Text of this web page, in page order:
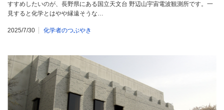
すすめしたいのが、長野県にある国立天文台 野辺山宇宙電波観測所です。一
見すると化学とはやや縁遠そうな…
2025/7/30 化学者のつぶやき